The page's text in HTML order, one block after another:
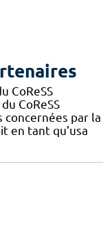
CoReSS
CoReSS
concernées par la
en tant qu’usa